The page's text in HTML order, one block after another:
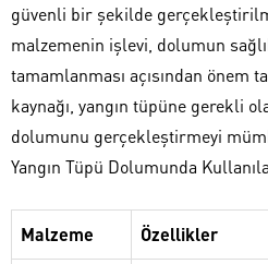
güvenli bir şekilde
malzemenin işlevi, dolumun
tamamlanması açısından önem
kaynağı, yangın tüpüne gerekli
dolumunu gerçekleştirmeyi
Yangın Tüpü Dolumunda
Malzeme Özellikler